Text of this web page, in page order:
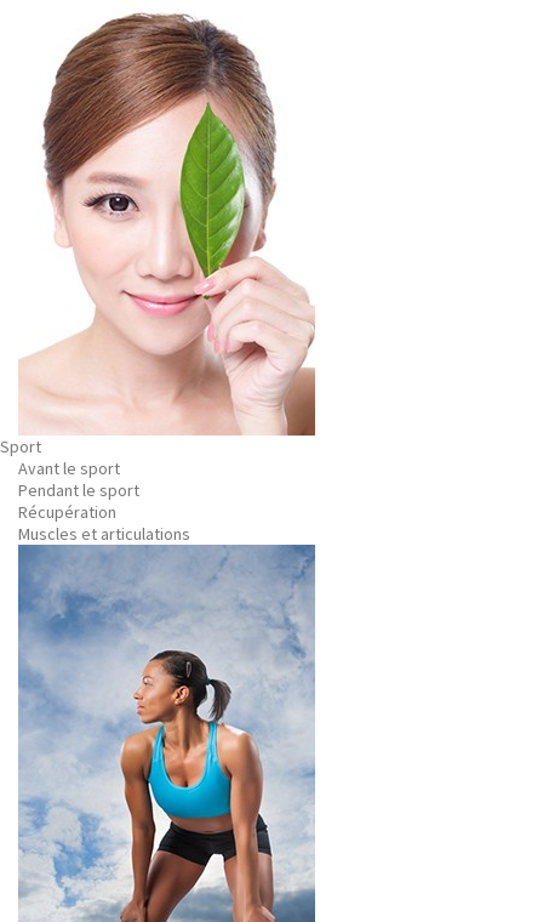
Sport
Avant le sport
Pendant le sport
Récupération
Muscles et articulations